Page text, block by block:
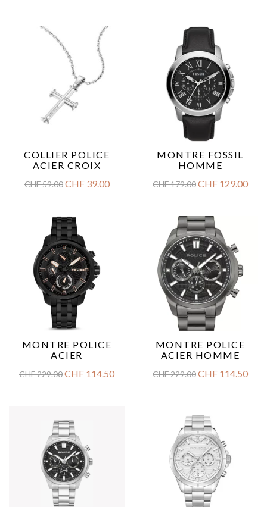
COLLIER POLICE
ACIER CROIX
CHF59.00 CHF39.00
MONTRE FOSSIL
HOMME
CHF179.00CHF 129.00
MONTRE POLICE
ACIER
CHF229.00CHF 114.50
MONTRE POLICE
ACIER HOMME
CHF229.00CHF 114.50